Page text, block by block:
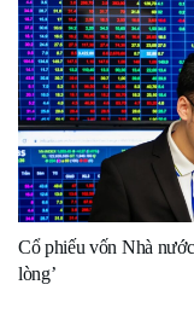
Cổ phiếu vốn Nhà
lòng’